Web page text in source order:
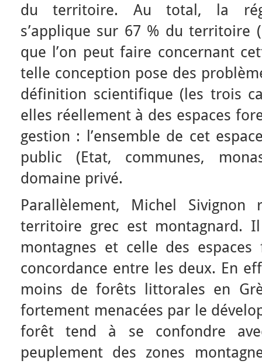
du territoire. Au total, la
s’applique sur 67 % du territoire
que l’on peut faire concernant
telle conception pose des
définition scientifique (les trois
elles réellement à des espaces
gestion : l’ensemble de cet
public (Etat, communes,
domaine privé.
Parallèlement, Michel
territoire grec est montagnard.
montagnes et celle des
concordance entre les deux. En
moins de forêts littorales en
fortement menacées par le
forêt tend à se confondre
peuplement des zones